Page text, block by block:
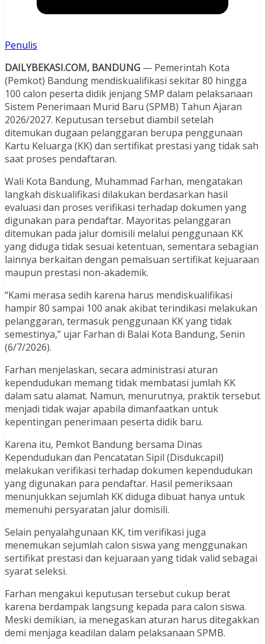
Penulis
DAILYBEKASI.COM, BANDUNG — Pemerintah Kota
(Pemkot) Bandung mendiskualifikasi sekitar 80 hingga
100 calon peserta didik jenjang SMP dalam pelaksanaan
Sistem Penerimaan Murid Baru (SPMB) Tahun Ajaran
2026/2027. Keputusan tersebut diambil setelah
ditemukan dugaan pelanggaran berupa penggunaan
Kartu Keluarga (KK) dan sertifikat prestasi yang tidak sah
saat proses pendaftaran.
Wali Kota Bandung, Muhammad Farhan, mengatakan
langkah diskualifikasi dilakukan berdasarkan hasil
evaluasi dan proses verifikasi terhadap dokumen yang
digunakan para pendaftar. Mayoritas pelanggaran
ditemukan pada jalur domisili melalui penggunaan KK
yang diduga tidak sesuai ketentuan, sementara sebagian
lainnya berkaitan dengan pemalsuan sertifikat kejuaraan
maupun prestasi non-akademik.
“Kami merasa sedih karena harus mendiskualifikasi
hampir 80 sampai 100 anak akibat terindikasi melakukan
pelanggaran, termasuk penggunaan KK yang tidak
semestinya,” ujar Farhan di Balai Kota Bandung, Senin
(6/7/2026).
Farhan menjelaskan, secara administrasi aturan
kependudukan memang tidak membatasi jumlah KK
dalam satu alamat. Namun, menurutnya, praktik tersebut
menjadi tidak wajar apabila dimanfaatkan untuk
kepentingan penerimaan peserta didik baru.
Karena itu, Pemkot Bandung bersama Dinas
Kependudukan dan Pencatatan Sipil (Disdukcapil)
melakukan verifikasi terhadap dokumen kependudukan
yang digunakan para pendaftar. Hasil pemeriksaan
menunjukkan sejumlah KK diduga dibuat hanya untuk
memenuhi persyaratan jalur domisili.
Selain penyalahgunaan KK, tim verifikasi juga
menemukan sejumlah calon siswa yang menggunakan
sertifikat prestasi dan kejuaraan yang tidak valid sebagai
syarat seleksi.
Farhan mengakui keputusan tersebut cukup berat
karena berdampak langsung kepada para calon siswa.
Meski demikian, ia menegaskan aturan harus ditegakkan
demi menjaga keadilan dalam pelaksanaan SPMB.